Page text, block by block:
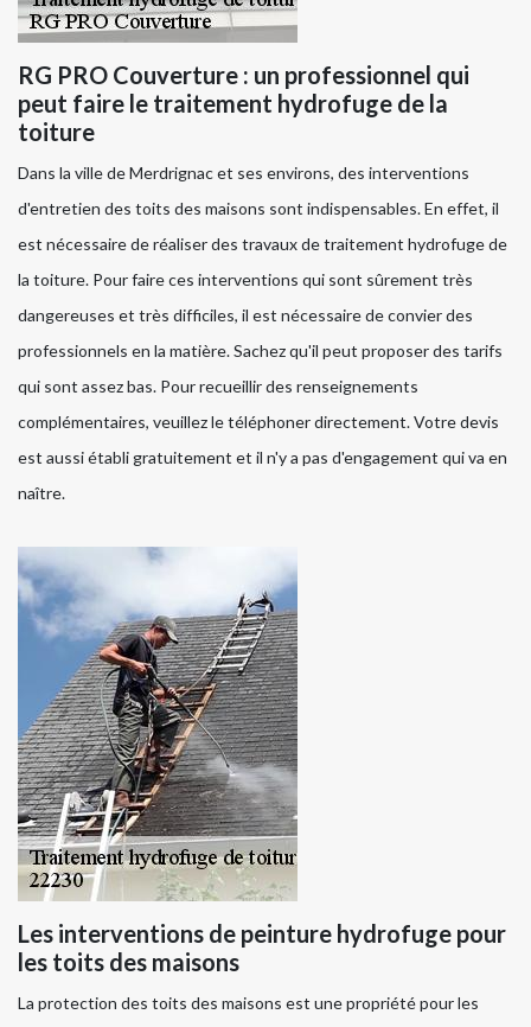
RG PRO Couverture : un professionnel qui
peut faire le traitement hydrofuge de la
toiture
Dans la ville de Merdrignac et ses environs, des interventions
d'entretien des toits des maisons sont indispensables. En effet, il
est nécessaire de réaliser des travaux de traitement hydrofuge de
la toiture. Pour faire ces interventions qui sont sûrement très
dangereuses et très difficiles, il est nécessaire de convier des
professionnels en la matière. Sachez qu'il peut proposer des tarifs
qui sont assez bas. Pour recueillir des renseignements
complémentaires, veuillez le téléphoner directement. Votre devis
est aussi établi gratuitement et il n'y a pas d'engagement qui va en
naître.
Les interventions de peinture hydrofuge pour
les toits des maisons
La protection des toits des maisons est une propriété pour les